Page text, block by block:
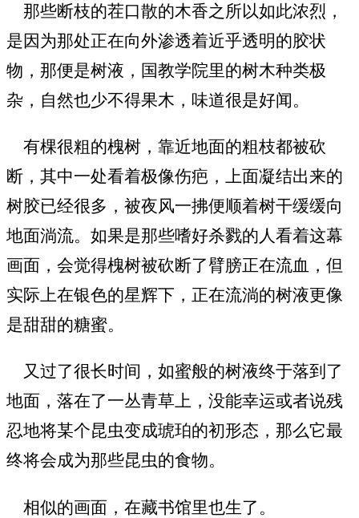
那些断枝的茬口散的木香之所以如此浓烈，
是因为那处正在向外渗透着近乎透明的胶状
物，那便是树液，国教学院里的树木种类极
杂，自然也少不得果木，味道很是好闻。
有棵很粗的槐树，靠近地面的粗枝都被砍
断，其中一处看着极像伤疤，上面凝结出来的
树胶已经很多，被夜风一拂便顺着树干缓缓向
地面淌流。如果是那些嗜好杀戮的人看着这幕
画面，会觉得槐树被砍断了臂膀正在流血，但
实际上在银色的星辉下，正在流淌的树液更像
是甜甜的糖蜜。
又过了很长时间，如蜜般的树液终于落到了
地面，落在了一丛青草上，没能幸运或者说残
忍地将某个昆虫变成琥珀的初形态，那么它最
终将会成为那些昆虫的食物。
相似的画面，在藏书馆里也生了。